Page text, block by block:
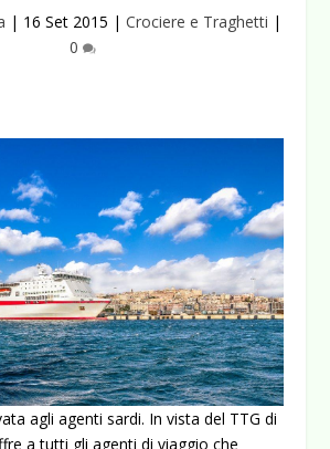
| 16 Set 2015 | Crociere e Traghetti |
0
agli agenti sardi. In vista del TTG di
a tutti gli agenti di viaggio che